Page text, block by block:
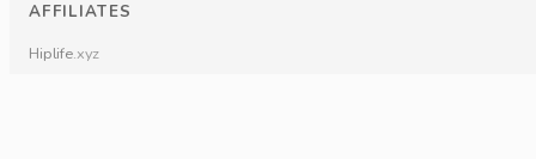
AFFILIATES
Hiplife.xyz